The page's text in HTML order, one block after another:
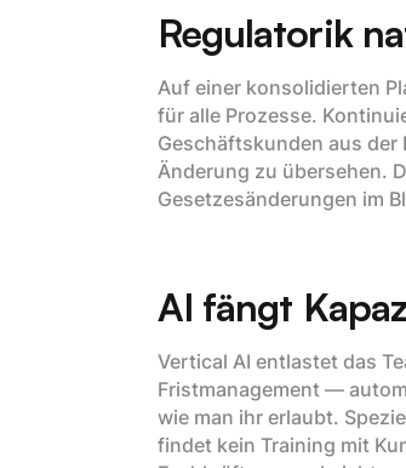
Regulatorik
Auf einer konsolidierten
für alle Prozesse.
Geschäftskunden aus
Änderung zu übersehen.
Gesetzesänderungen im
AI fängt
Vertical AI entlastet das
Fristmanagement —
wie man ihr erlaubt.
findet kein Training mit